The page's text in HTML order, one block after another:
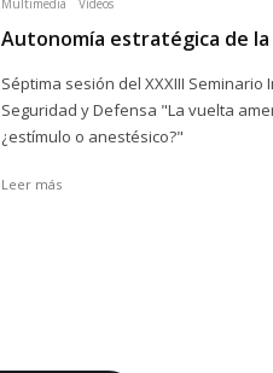
Multimedia Vídeos
Autonomía estratégica de la
Séptima sesión del XXXIII Seminario
Seguridad y Defensa "La vuelta
¿estímulo o anestésico?"
Leer más